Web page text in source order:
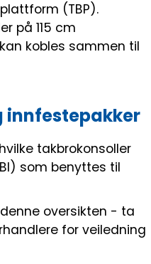
(TBP).
på 115 cm
kobles sammen til
innfestepakker
takbrokonsoller
som benyttes til
oversikten - ta
for veiledning